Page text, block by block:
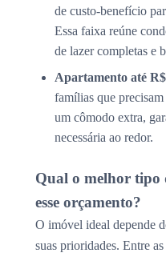
de custo-benefício
Essa faixa reúne
de lazer completas e
Apartamento até
famílias que
um cômodo extra,
necessária ao redor.
Qual o melhor tipo
esse orçamento?
O imóvel ideal depende
suas prioridades. Entre